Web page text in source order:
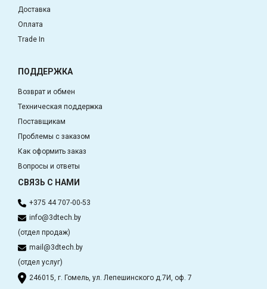
Доставка
Оплата
Trade In
ПОДДЕРЖКА
Возврат и обмен
Техническая поддержка
Поставщикам
Проблемы с заказом
Как оформить заказ
Вопросы и ответы
СВЯЗЬ С НАМИ
+375 44 707-00-53
info@3dtech.by
(отдел продаж)
mail@3dtech.by
(отдел услуг)
246015, г. Гомель, ул. Лепешинского д.7И, оф. 7